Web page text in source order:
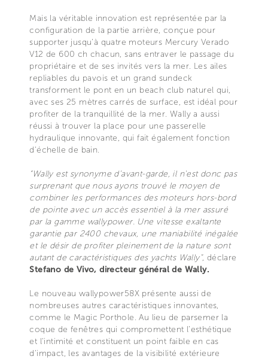
Mais la véritable innovation est représentée par la
configuration de la partie arrière, conçue pour
supporter jusqu'à quatre moteurs Mercury Verado
V12 de 600 ch chacun, sans entraver le passage du
propriétaire et de ses invités vers la mer. Les ailes
repliables du pavois et un grand sundeck
transforment le pont en un beach club naturel qui,
avec ses 25 mètres carrés de surface, est idéal pour
profiter de la tranquillité de la mer. Wally a aussi
réussi à trouver la place pour une passerelle
hydraulique innovante, qui fait également fonction
d'échelle de bain.
“Wally est synonyme d’avant-garde, il n'est donc pas
surprenant que nous ayons trouvé le moyen de
combiner les performances des moteurs hors-bord
de pointe avec un accès essentiel à la mer assuré
par la gamme wallypower. Une vitesse exaltante
garantie par 2400 chevaux, une maniabilité inégalée
et le désir de profiter pleinement de la nature sont
autant de caractéristiques des yachts Wally", déclare
Stefano de Vivo, directeur général de Wally.
Le nouveau wallypower58X présente aussi de
nombreuses autres caractéristiques innovantes,
comme le Magic Porthole. Au lieu de parsemer la
coque de fenêtres qui compromettent l’esthétique
et l'intimité et constituent un point faible en cas
d'impact, les avantages de la visibilité extérieure